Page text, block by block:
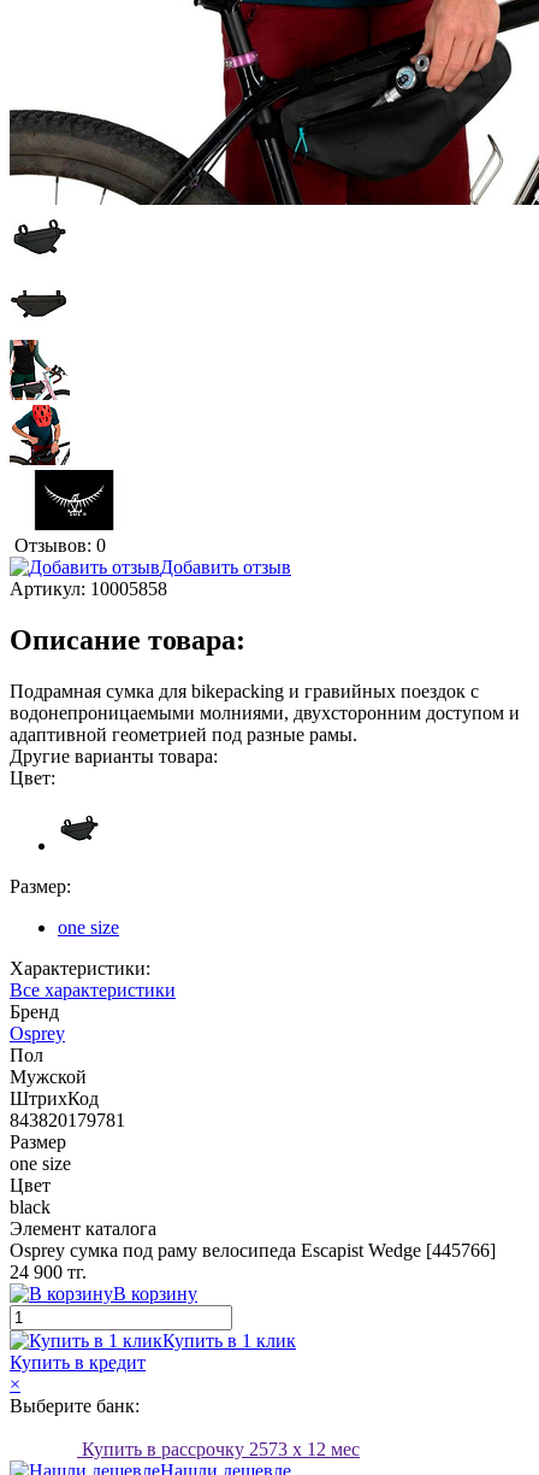
Отзывов: 0
Добавить отзыв
Артикул: 10005858
Описание товара:
Подрамная сумка для bikepacking и гравийных поездок с
водонепроницаемыми молниями, двухсторонним доступом и
адаптивной геометрией под разные рамы.
Другие варианты товара:
Цвет:
Размер:
one size
Характеристики:
Все характеристики
Бренд
Osprey
Пол
Мужской
ШтрихКод
843820179781
Размер
one size
Цвет
black
Элемент каталога
Osprey cумка под раму велосипеда Escapist Wedge [445766]
24 900 тг.
В корзину
Купить в 1 клик
Купить в кредит
×
Выберите банк:
Купить в рассрочку 2573 x 12 мес
Нашли дешевле